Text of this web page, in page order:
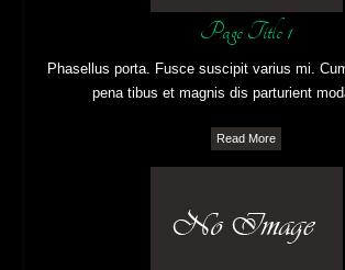
Page Title 1
Phasellus porta. Fusce suscipit varius mi.
pena tibus et magnis dis parturient
Read More